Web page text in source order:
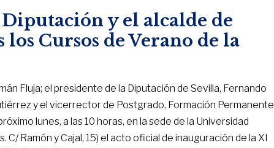
y el alcalde de
Cursos de Verano de la
Fluja; el presidente de la Diputación de Sevilla, Fernando
y el vicerrector de Postgrado, Formación Permanente
lunes, a las 10 horas, en la sede de la Universidad
Ramón y Cajal, 15) el acto oficial de inauguración de la XI